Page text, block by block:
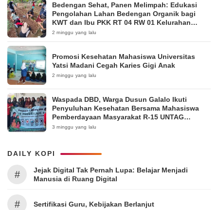
Bedengan Sehat, Panen Melimpah: Edukasi
Pengolahan Lahan Bedengan Organik bagi
KWT dan Ibu PKK RT 04 RW 01 Kelurahan
Pakintelan
2 minggu yang lalu
Promosi Kesehatan Mahasiswa Universitas
Yatsi Madani Cegah Karies Gigi Anak
2 minggu yang lalu
Waspada DBD, Warga Dusun Galalo Ikuti
Penyuluhan Kesehatan Bersama Mahasiswa
Pemberdayaan Masyarakat R-15 UNTAG
Surabaya 2026
3 minggu yang lalu
DAILY KOPI
#
Jejak Digital Tak Pernah Lupa: Belajar Menjadi
Manusia di Ruang Digital
# Sertifikasi Guru, Kebijakan Berlanjut